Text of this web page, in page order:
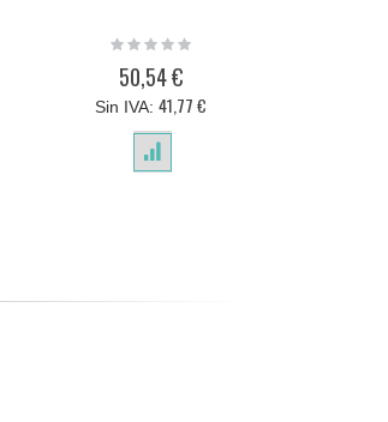
Rating:
50,54 €
41,77 €